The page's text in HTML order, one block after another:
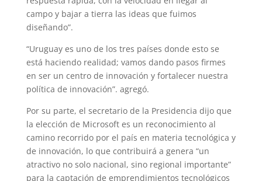
campo y bajar a tierra las ideas que fuimos
diseñando”.
“Uruguay es uno de los tres países donde esto se
está haciendo realidad; vamos dando pasos firmes
en ser un centro de innovación y fortalecer nuestra
política de innovación”. agregó.
Por su parte, el secretario de la Presidencia dijo que
la elección de Microsoft es un reconocimiento al
camino recorrido por el país en materia tecnológica y
de innovación, lo que contribuirá a genera “un
atractivo no solo nacional, sino regional importante”
para la captación de emprendimientos tecnológicos